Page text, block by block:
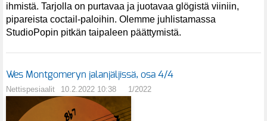
ihmistä. Tarjolla on purtavaa ja juotavaa glögistä viiniin,
pipareista coctail-paloihin. Olemme juhlistamassa
StudioPopin pitkän taipaleen päättymistä.
Wes Montgomeryn jalanjäljissä, osa 4/4
Nettispesiaalit 10.2.2022 10:38 1/2022